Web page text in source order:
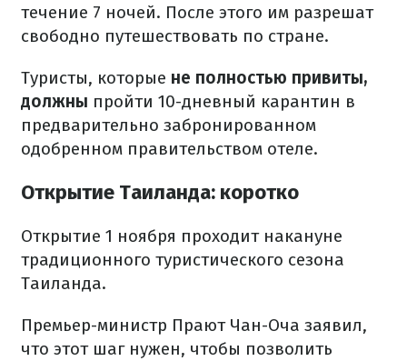
течение 7 ночей. После этого им разрешат
свободно путешествовать по стране.
Туристы, которые не полностью привиты,
должны пройти 10-дневный карантин в
предварительно забронированном
одобренном правительством отеле.
Открытие Таиланда: коротко
Открытие 1 ноября проходит накануне
традиционного туристического сезона
Таиланда.
Премьер-министр Прают Чан-Оча заявил,
что этот шаг нужен, чтобы позволить